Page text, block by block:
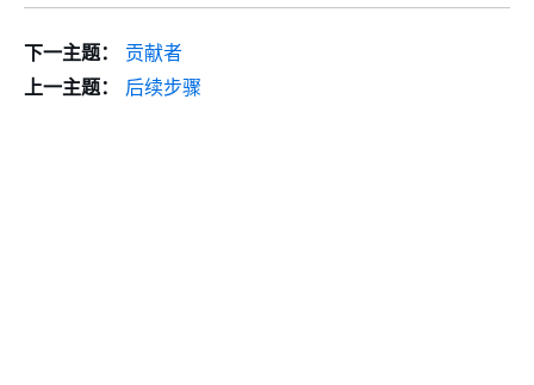
下一主题：
贡献者
上一主题：
后续步骤